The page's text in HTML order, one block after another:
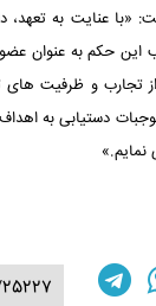
این حکم به عنوان
از تجارب و ظرفیت
دستیابی به
نمایم.»